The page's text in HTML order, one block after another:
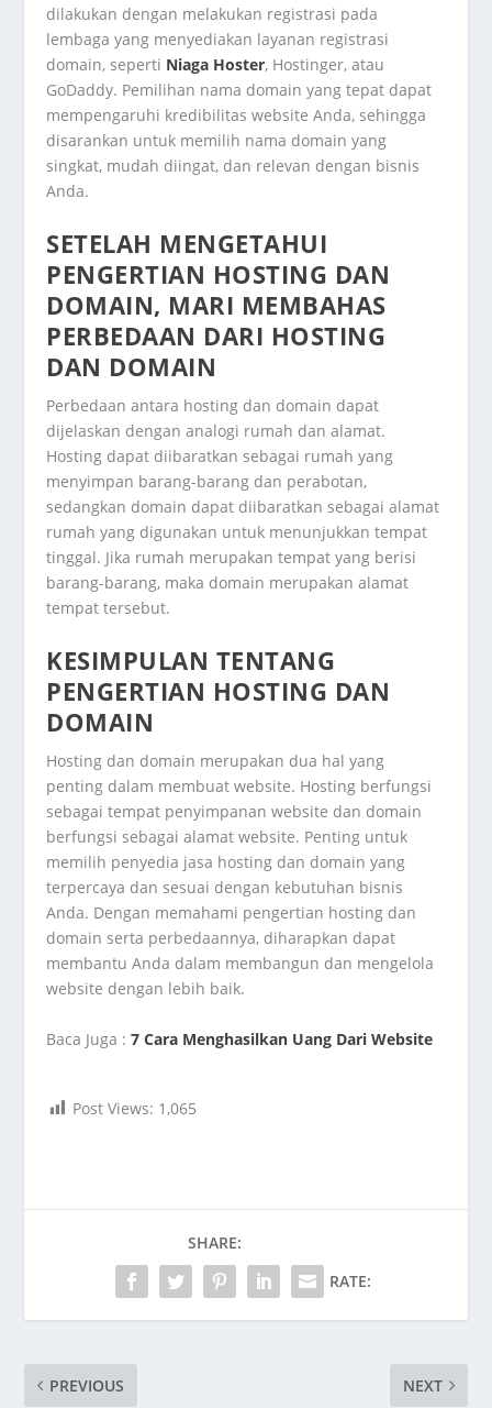
dilakukan dengan melakukan registrasi pada
lembaga yang menyediakan layanan registrasi
domain, seperti Niaga Hoster, Hostinger, atau
GoDaddy. Pemilihan nama domain yang tepat dapat
mempengaruhi kredibilitas website Anda, sehingga
disarankan untuk memilih nama domain yang
singkat, mudah diingat, dan relevan dengan bisnis
Anda.
SETELAH MENGETAHUI
PENGERTIAN HOSTING DAN
DOMAIN, MARI MEMBAHAS
PERBEDAAN DARI HOSTING
DAN DOMAIN
Perbedaan antara hosting dan domain dapat
dijelaskan dengan analogi rumah dan alamat.
Hosting dapat diibaratkan sebagai rumah yang
menyimpan barang-barang dan perabotan,
sedangkan domain dapat diibaratkan sebagai alamat
rumah yang digunakan untuk menunjukkan tempat
tinggal. Jika rumah merupakan tempat yang berisi
barang-barang, maka domain merupakan alamat
tempat tersebut.
KESIMPULAN TENTANG
PENGERTIAN HOSTING DAN
DOMAIN
Hosting dan domain merupakan dua hal yang
penting dalam membuat website. Hosting berfungsi
sebagai tempat penyimpanan website dan domain
berfungsi sebagai alamat website. Penting untuk
memilih penyedia jasa hosting dan domain yang
terpercaya dan sesuai dengan kebutuhan bisnis
Anda. Dengan memahami pengertian hosting dan
domain serta perbedaannya, diharapkan dapat
membantu Anda dalam membangun dan mengelola
website dengan lebih baik.
Baca Juga :7 Cara Menghasilkan Uang Dari Website
Post Views: 1,065
SHARE:
RATE:
PREVIOUS NEXT